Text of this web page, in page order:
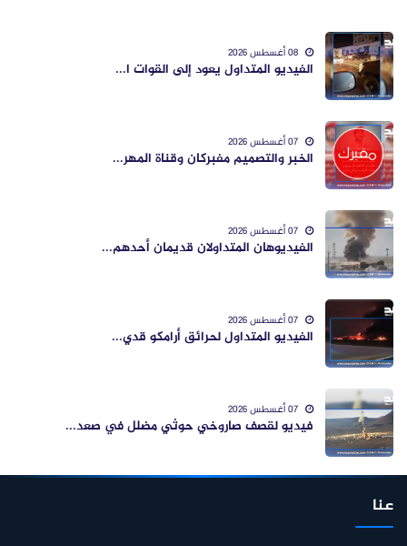
الفيديو المتداول يعود إلى القوات ا...
الخبر والتصميم مفبركان وقناة المهر...
الفيديوهان المتداولان قديمان أحدهم...
الفيديو المتداول لحرائق أرامكو قدي...
فيديو لقصف صاروخي حوثي مضلل في صعد...
عنا